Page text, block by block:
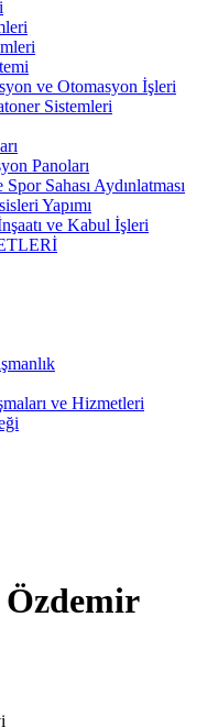
ve Otomasyon İşleri
Sistemleri
Panoları
Sahası Aydınlatması
Yapımı
ve Kabul İşleri
ve Hizmetleri